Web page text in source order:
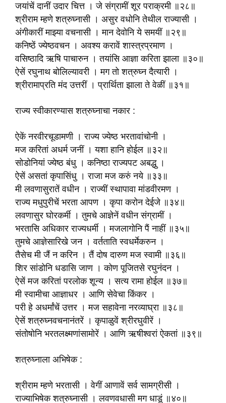
जयांचें दानीं उदार चित्त । जे संग्रामीं शूर पराक्रमी ॥२८॥
श्रीराम म्हणे शत्रुघ्नासी । असुर वधोनि तेथील राज्यासी ।
अंगीकारीं माझ्या वचनासी । मान देवोनि ये समयीं ॥२९॥
कनिष्ठें ज्येष्ठवचन । अवश्य करावें शास्त्रप्रमाण ।
वसिष्ठादि ऋषि पाचारुन । तयांसि आज्ञा करिता झाला ॥३०॥
ऐसें रघुनाथ बोलिल्यावरी । मग तो शत्रुघ्न दैत्यारी ।
श्रीरामाप्रति मंद उत्तरीं । प्रार्थिता झाला ते वेळीं ॥३१॥
राज्य स्वीकारण्यास शत्रुघ्नाचा नकार :
ऐकें नरवीरचूडामणी । राज्य ज्येष्ठ भरतावांचोनी ।
मज करितां अधर्म जनीं । यशा हानि होईल ॥३२॥
सोडोनियां ज्येष्ठ बंधु । कनिष्ठा राज्यपट अबद्धु ।
ऐसें असतां कृपासिंधु । राजा मज करुं नये ॥३३॥
मी लवणासुरातें वधीन । राज्यीं स्थापावा मांडवीरमण ।
राज्य मधुपुरीचें भरता आपण । कृपा करोन देईजे ॥३४॥
लवणासुर घोरकर्मी । तुमचे आज्ञेनें वधीन संग्रामीं ।
भरतासि अधिकार राज्यधर्मी । मजलागोनि पैं नाहीं ॥३५॥
तुमचे आज्ञेसारिखे जन । वर्तताति स्वधर्मेकरुन ।
तैसेच मी जैं न करिन । तैं दोष दारुण मज स्वामी ॥३६॥
शिर सांडोनि धडासि जाण । कोण पूजितसे रघुनंदन ।
ऐसें मज करितां परलोक शून्य । सत्य रामा होईल ॥३७॥
मी स्वामीचा आज्ञाधर । आणि सेवेचा किंकर ।
परी हे अधर्मांचें उत्तर । मज सहावेना नरव्याघ्रा ॥३८॥
ऐसें शत्रुघ्नवचनानंतरें । कृपाळुवें श्रीरघुवीरें ।
संतोषोनि भरतलक्ष्मणांसामोरें । आणि ऋषीश्वरां ऐकतां ॥३९॥
शत्रुघ्नाला अभिषेक :
श्रीराम म्हणे भरतासी । वेगीं आणावें सर्व सामग्रीसी ।
राज्याभिषेक शत्रुघ्नासी । लवणवधासी मग धाडूं ॥४०॥